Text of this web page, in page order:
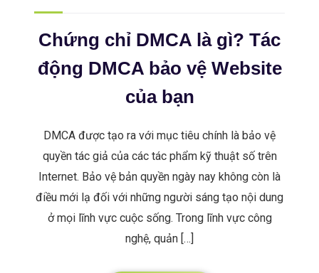
Chứng chỉ DMCA là gì? Tác
động DMCA bảo vệ Website
của bạn
DMCA được tạo ra với mục tiêu chính là bảo vệ
quyền tác giả của các tác phẩm kỹ thuật số trên
Internet. Bảo vệ bản quyền ngày nay không còn là
điều mới lạ đối với những người sáng tạo nội dung
ở mọi lĩnh vực cuộc sống. Trong lĩnh vực công
nghệ, quản […]